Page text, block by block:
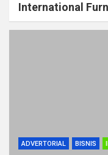
International
ADVERTORIAL BISNIS